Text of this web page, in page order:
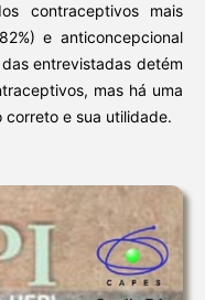
contraceptivos mais
e anticoncepcional
entrevistadas detém
mas há uma
correto e sua utilidade.